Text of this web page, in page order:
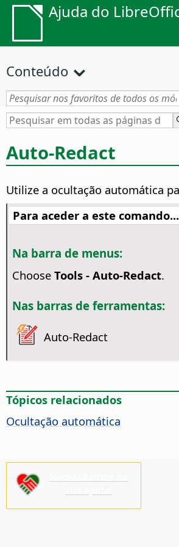
Ajuda do
Conteúdo
Auto-Redact
Utilize a ocultação automática
Para aceder a este comando...
Na barra de menus:
Choose Tools - Auto-Redact.
Nas barras de ferramentas:
Auto-Redact
Tópicos relacionados
Ocultação automática